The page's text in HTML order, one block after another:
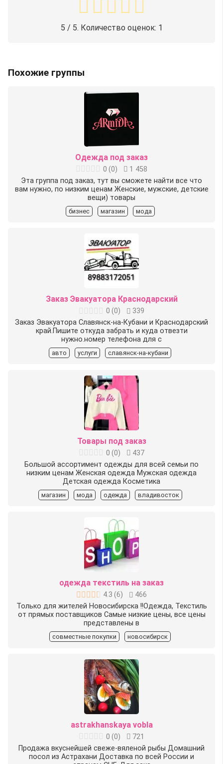
5 / 5. Количество оценок: 1
Похожие группы
Одежда под заказ
0 (0)
1 458
Эта группа под заказ, тут вы сможете найти все что
вам нужно, по низким ценам Женские, мужские, детские
вещи) товары
бизнес магазин мода
Заказ Эвакуатора Краснодарский
0 (0)
339
Заказ Эвакуатора Славянск-на-Кубани и Краснодарский
край.Пишите откуда забрать и куда отвезти
нужно.номер телефона для с
авто услуги славянск-на-кубани
Товары под заказ
0 (0)
437
Большой ассортимент одежды для всей семьи по
низким ценам Женская одежда Мужская одежда
Детская одежда Косметика
магазин мода одежда владивосток
одежда текстиль на заказ
4.3 (6)
466
Только для жителей Новосибирска !!Одежда, Текстиль
от прямых поставщиков Самые низкие цены, все цены
представлены в
совместные покупки новосибирск
astrakhanskaya vobla
0 (0)
721
Продажа вкуснейшей свеже-вяленой рыбы Домашний
посол из Астрахани Доставка по всей России и